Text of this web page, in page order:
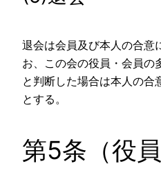
退会は会員及び本人の合意
お、この会の役員・会員の
と判断した場合は本人の合
とする。
第5条（役員